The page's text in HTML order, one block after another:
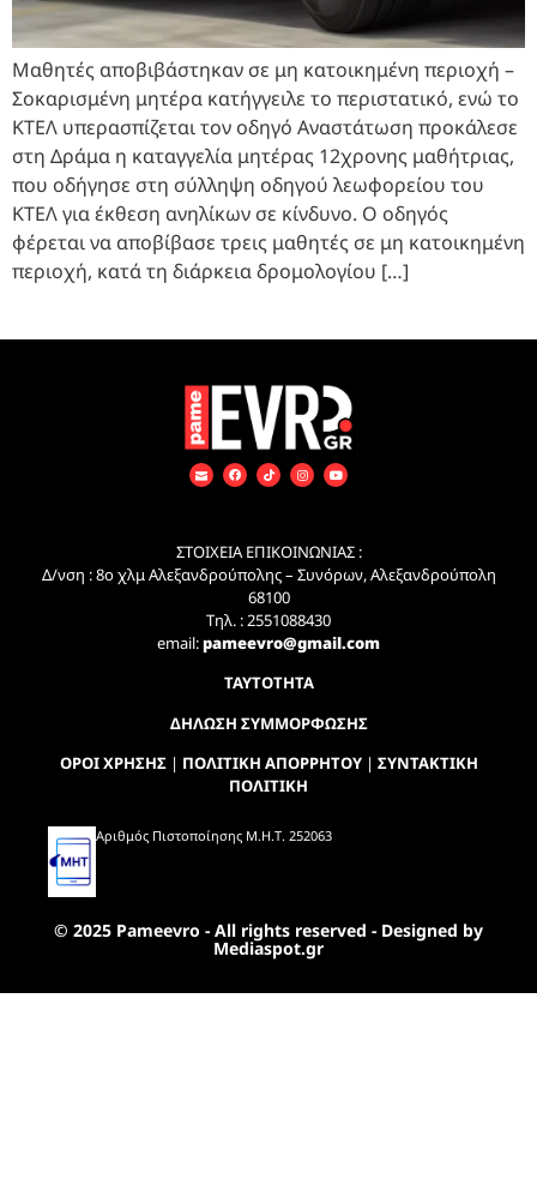
Μαθητές αποβιβάστηκαν σε μη κατοικημένη περιοχή –
Σοκαρισμένη μητέρα κατήγγειλε το περιστατικό, ενώ το
ΚΤΕΛ υπερασπίζεται τον οδηγό Αναστάτωση προκάλεσε
στη Δράμα η καταγγελία μητέρας 12χρονης μαθήτριας,
που οδήγησε στη σύλληψη οδηγού λεωφορείου του
ΚΤΕΛ για έκθεση ανηλίκων σε κίνδυνο. Ο οδηγός
φέρεται να αποβίβασε τρεις μαθητές σε μη κατοικημένη
περιοχή, κατά τη διάρκεια δρομολογίου […]
ΣΤΟΙΧΕΙΑ ΕΠΙΚΟΙΝΩΝΙΑΣ :
Δ/νση : 8ο χλμ Αλεξανδρούπολης – Συνόρων, Αλεξανδρούπολη
68100
Τηλ. : 2551088430
email:pameevro@gmail.com
ΤΑΥΤΟΤΗΤΑ
ΔΗΛΩΣΗ ΣΥΜΜΟΡΦΩΣΗΣ
ΟΡΟΙ ΧΡΗΣΗΣ| ΠΟΛΙΤΙΚΗ ΑΠΟΡΡΗΤΟΥ| ΣΥΝΤΑΚΤΙΚΗ
ΠΟΛΙΤΙΚΗ
Αριθμός Πιστοποίησης Μ.Η.Τ. 252063
© 2025 Pameevro - All rights reserved - Designed by
Mediaspot.gr